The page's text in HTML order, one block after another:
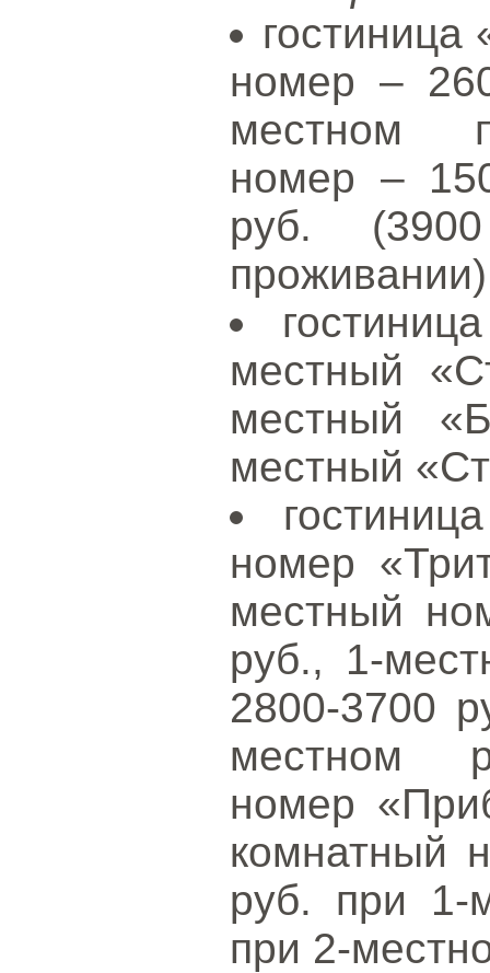
номер –
местном
номер –
руб.
местный
местный
местный
номер
местный
руб., 1-
2800-3700
местном
номер
комнатный
руб. при 1-
при 2-